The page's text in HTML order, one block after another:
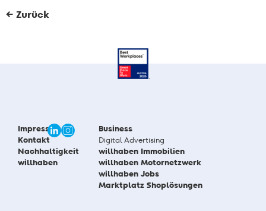
← Zurück
Impressum
Kontakt
Nachhaltigkeit
willhaben
Business
Digital Advertising
willhaben Immobilien
willhaben Motornetzwerk
willhaben Jobs
Marktplatz Shoplösungen